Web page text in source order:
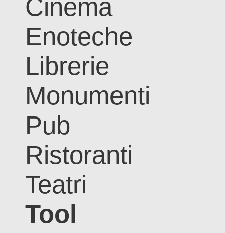
Cinema
Enoteche
Librerie
Monumenti
Pub
Ristoranti
Teatri
Tool